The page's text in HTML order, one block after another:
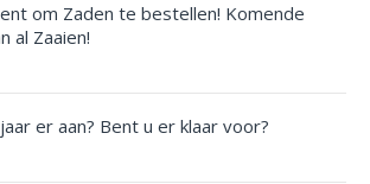
om Zaden te bestellen! Komende
al Zaaien!
er aan? Bent u er klaar voor?